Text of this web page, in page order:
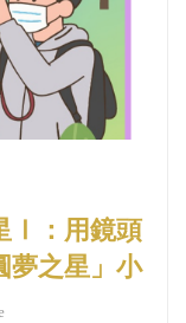
Ⅰ：用鏡頭
夢之星」小